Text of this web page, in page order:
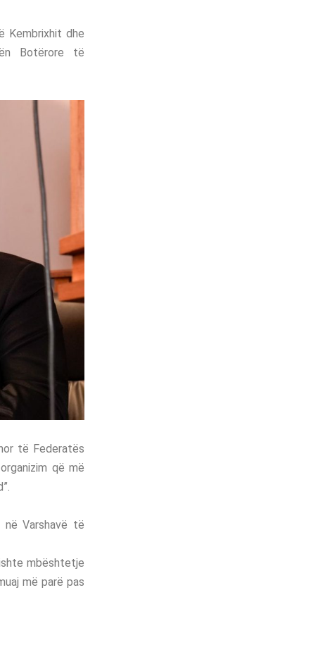
Kembrixhit dhe
Botërore të
të Federatës
që më
Varshavë të
mbështetje
më parë pas